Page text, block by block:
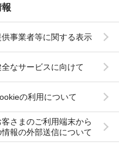
供事業者等に関する表示
全なサービスに向けて
の利用について
客さまのご利用端末から
情報の外部送信について